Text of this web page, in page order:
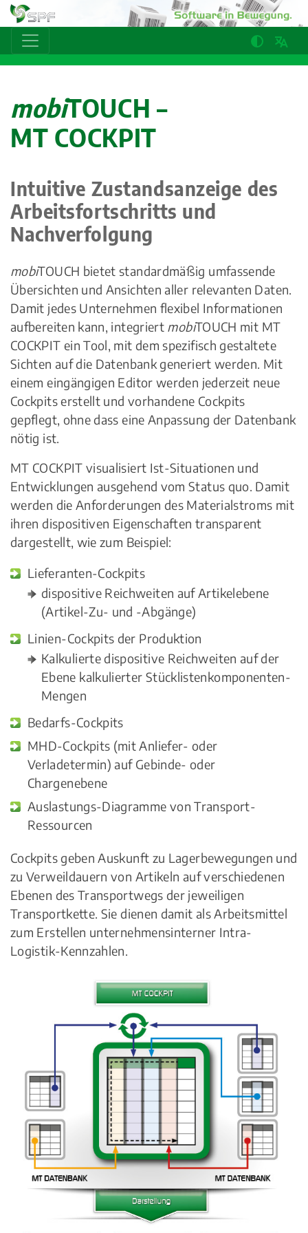
mobiTOUCH –
MT COCKPIT
Intuitive Zustandsanzeige des
Arbeitsfortschritts und
Nachverfolgung
mobiTOUCH bietet standardmäßig umfassende
Übersichten und Ansichten aller relevanten Daten.
Damit jedes Unternehmen flexibel Informationen
aufbereiten kann, integriert mobiTOUCH mit MT
COCKPIT ein Tool, mit dem spezifisch gestaltete
Sichten auf die Datenbank generiert werden. Mit
einem eingängigen Editor werden jederzeit neue
Cockpits erstellt und vorhandene Cockpits
gepflegt, ohne dass eine Anpassung der Datenbank
nötig ist.
MT COCKPIT visualisiert Ist-Situationen und
Entwicklungen ausgehend vom Status quo. Damit
werden die Anforderungen des Materialstroms mit
ihren dispositiven Eigenschaften transparent
dargestellt, wie zum Beispiel:
Lieferanten-Cockpits
dispositive Reichweiten auf Artikelebene
(Artikel-Zu- und -Abgänge)
Linien-Cockpits der Produktion
Kalkulierte dispositive Reichweiten auf der
Ebene kalkulierter Stücklistenkomponenten-
Mengen
Bedarfs-Cockpits
MHD-Cockpits (mit Anliefer- oder
Verladetermin) auf Gebinde- oder
Chargenebene
Auslastungs-Diagramme von Transport-
Ressourcen
Cockpits geben Auskunft zu Lagerbewegungen und
zu Verweildauern von Artikeln auf verschiedenen
Ebenen des Transportwegs der jeweiligen
Transportkette. Sie dienen damit als Arbeitsmittel
zum Erstellen unternehmensinterner Intra-
Logistik-Kennzahlen.